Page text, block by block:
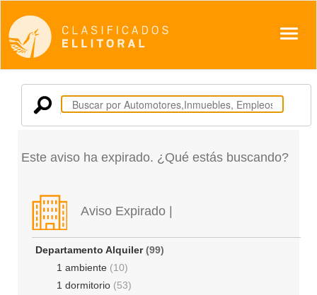
Este aviso ha expirado. ¿Qué estás buscando?
Aviso Expirado |
Departamento Alquiler(99)
1 ambiente (10)
1 dormitorio (53)